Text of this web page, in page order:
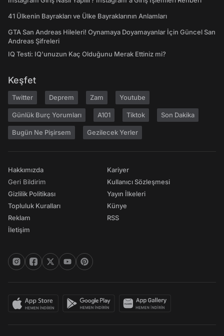
41 Ülkenin Bayrakları ve Ülke Bayraklarının Anlamları
GTA San Andreas Hileleri! Oynamaya Doyamayanlar İçin Güncel San
Andreas Şifreleri
IQ Testi: IQ'unuzun Kaç Olduğunu Merak Ettiniz mi?
Keşfet
Twitter Deprem Zam Youtube
Günlük Burç Yorumları A101 Tiktok Son Dakika
Bugün Ne Pişirsem Gezilecek Yerler
Hakkımızda
Geri Bildirim
Gizlilik Politikası
Topluluk Kuralları
Reklam
İletişim
Kariyer
Kullanıcı Sözleşmesi
Yayın İlkeleri
Künye
RSS